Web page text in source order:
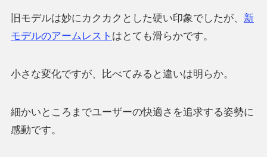
旧モデルは妙にカクカクとした硬い印象でしたが、 新
モデルのアームレスト はとても滑らかです。
小さな変化ですが、比べてみると違いは明らか。
細かいところまでユーザーの快適さを追求する姿勢に
感動です。